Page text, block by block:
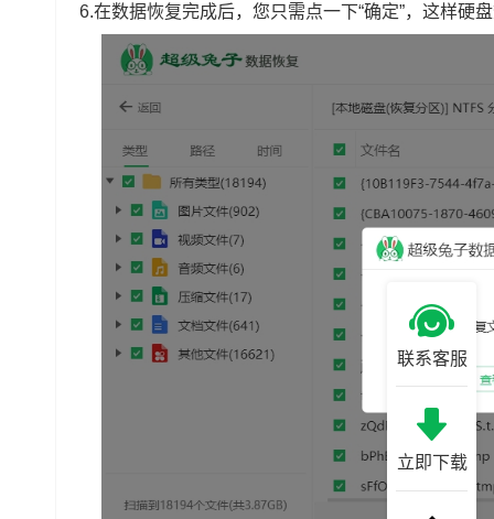
6.在数据恢复完成后，您只需点一下“确定”，这样硬
联系客服
立即下载